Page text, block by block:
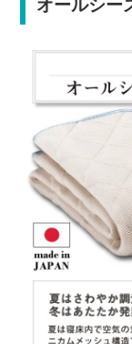
オールシー